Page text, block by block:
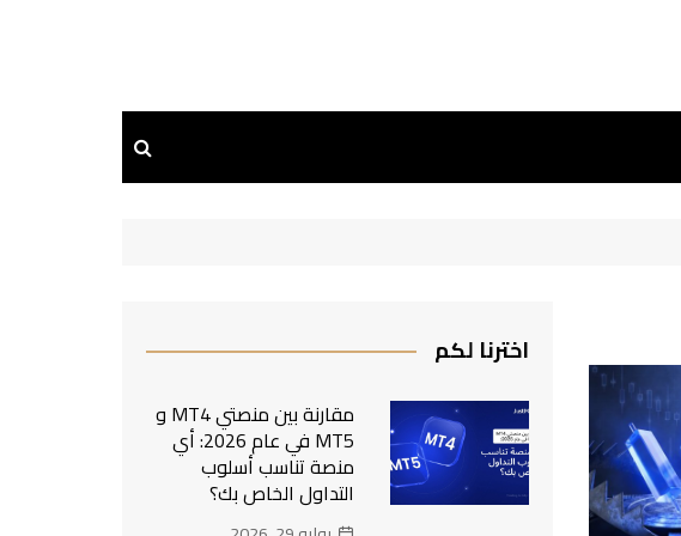
اخترنا لكم
مقارنة بين منصتي MT4 و
MT5 في عام 2026: أي
منصة تناسب أسلوب
التداول الخاص بك؟